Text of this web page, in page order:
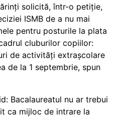
solicită, într-o petiție,
ISMB de a nu mai
pentru posturile la plata
cluburilor copiilor:
de activități extrașcolare
de la 1 septembrie, spun
Bacalaureatul nu ar trebui
ca mijloc de intrare la